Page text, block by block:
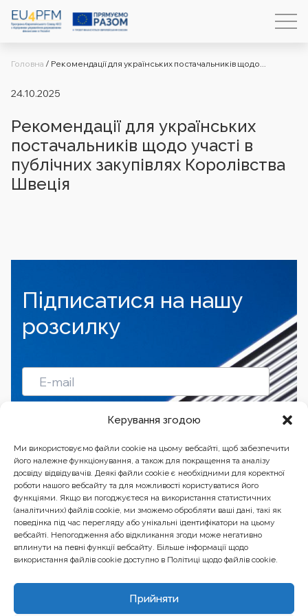
Керування згодою
Ми використовуємо файли cookie на цьому вебсайті, щоб забезпечити
його належне функціонування, а також для покращення та аналізу
досвіду відвідувачів. Деякі файли cookie є необхідними для коректної
роботи нашого вебсайту та для можливості користуватися його
функціями. Якщо ви погоджуєтеся на використання статистичних
(аналітичних) файлів cookie, ми зможемо обробляти ваші дані, такі як
поведінка під час перегляду або унікальні ідентифікатори на цьому
вебсайті. Непогодження або відкликання згоди може негативно
вплинути на певні функції вебсайту. Більше інформації щодо
використання файлів cookie доступно в Політиці щодо файлів cookie.
Прийняти
Головна / Рекомендації для українських постачальників щодо...
24.10.2025
Рекомендації для українських
постачальників щодо участі в
публічних закупівлях Королівства
Швеція
Підписатися на нашу
розсилку
Підписатись
Бізнес-центр “Ренесанс” 01601, Україна, Київ, вул.
Бульварно-Кудрявська, 24